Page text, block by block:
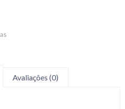
Avaliações (0)